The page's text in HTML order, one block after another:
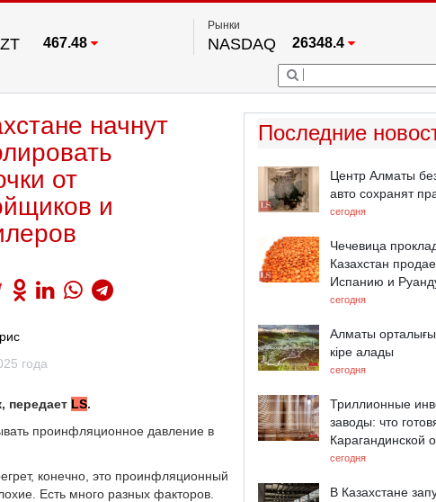
467.48
Рынки
NASDAQ 26348.4
FTSE 100 67.17
53885.1
S&P 500
24484.1
начнут
от
и
года
передает LS.
проинфляционное давление в
конечно, это проинфляционный
Есть много разных факторов.
Последние
Центр Алматы
авто сохранят
сегодня
Чечевица
Казахстан
Испанию и
сегодня
Алматы
кіре алады
сегодня
Триллионные
заводы: что
Карагандинской
сегодня
В Казахстане